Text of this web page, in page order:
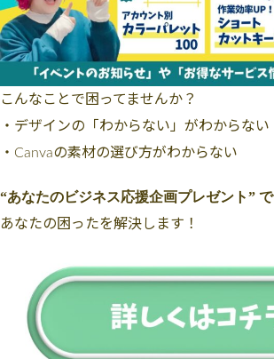
こんなことで困ってませんか？
・デザインの「わからない」がわからない
・Canvaの素材の選び方がわからない
“あなたのビジネス応援企画プレゼント” で
あなたの困ったを解決します！